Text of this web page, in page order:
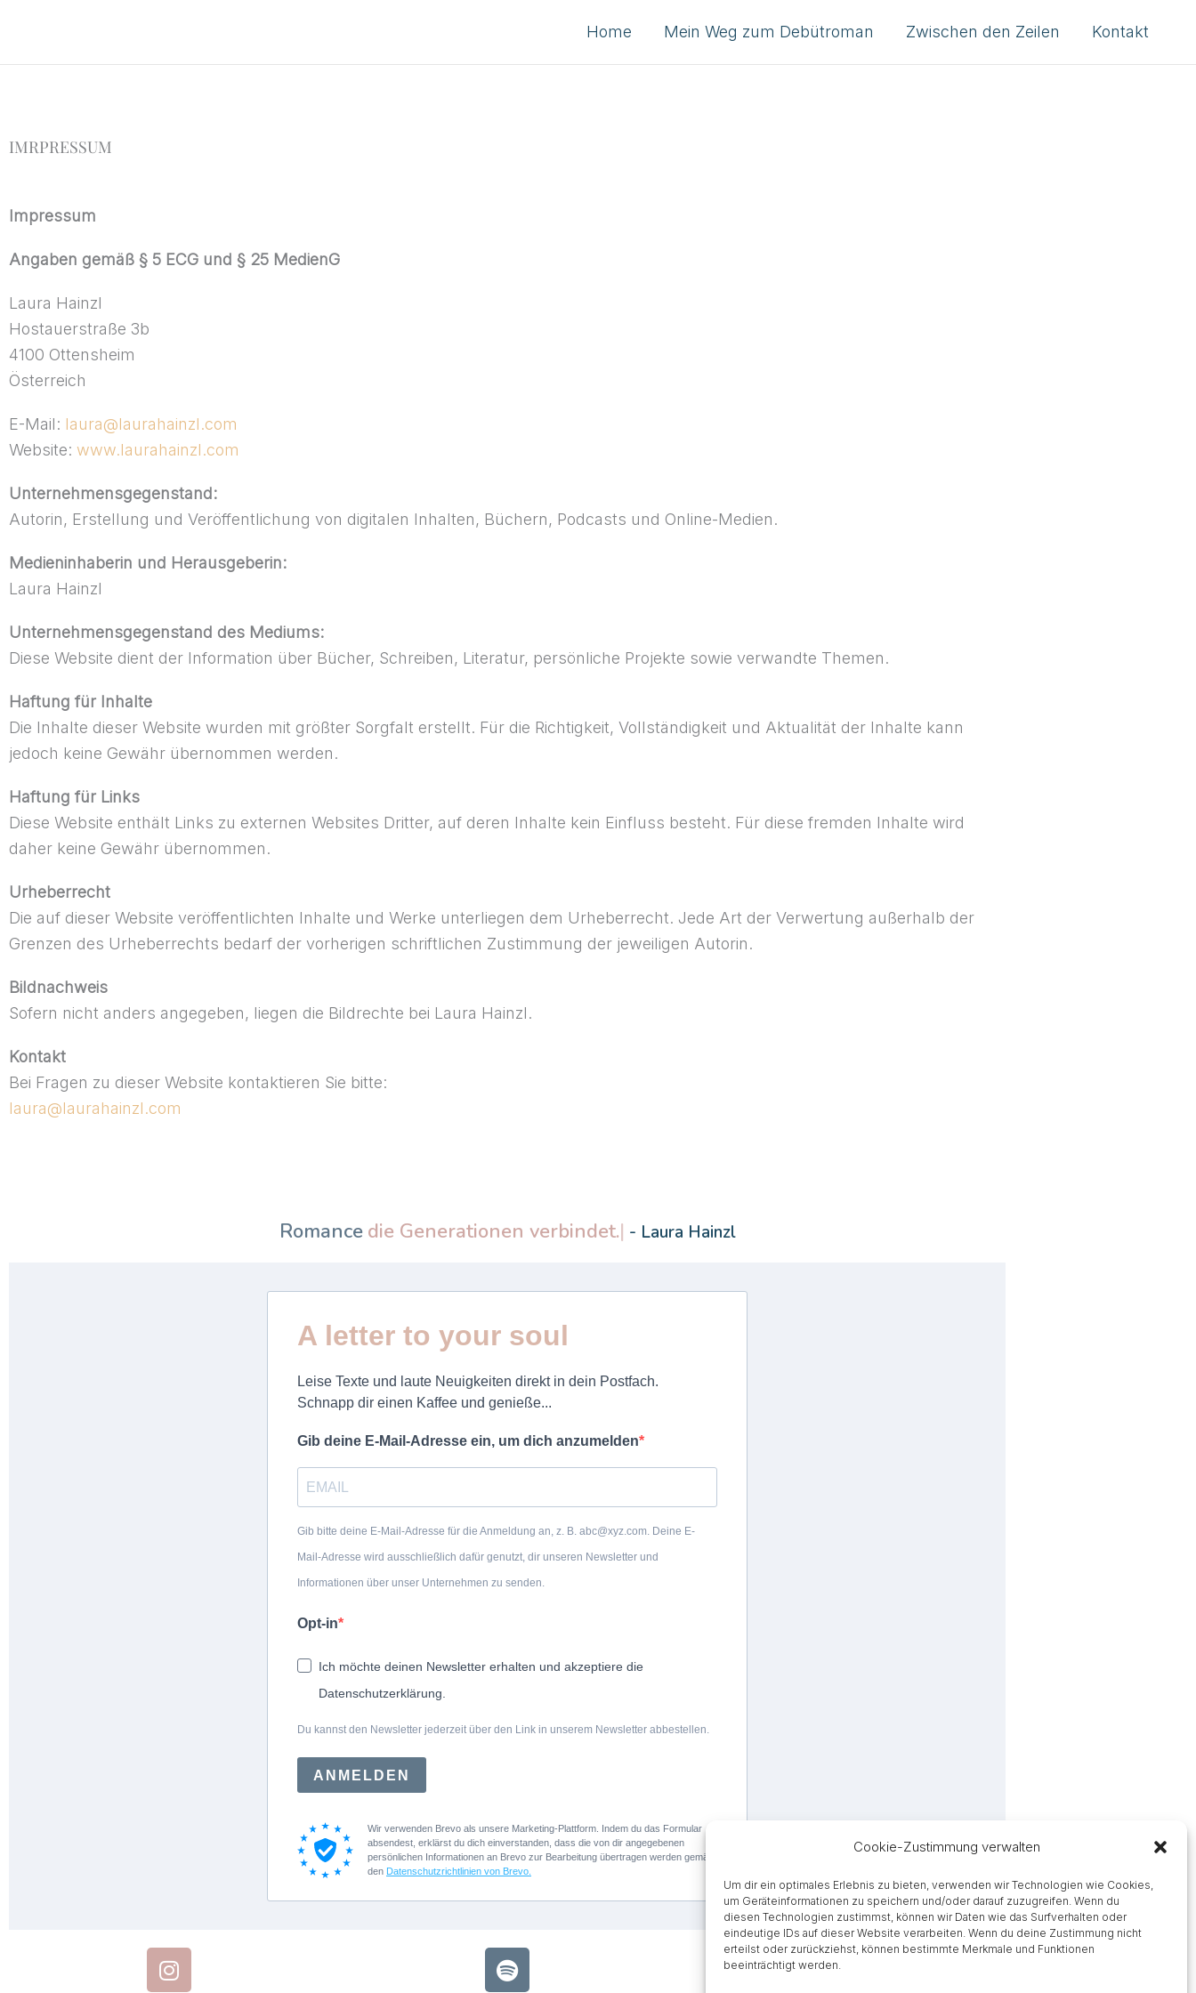
Cookie-Zustimmung verwalten
Um dir ein optimales Erlebnis zu bieten, verwenden wir Technologien wie Cookies,
um Geräteinformationen zu speichern und/oder darauf zuzugreifen. Wenn du
diesen Technologien zustimmst, können wir Daten wie das Surfverhalten oder
eindeutige IDs auf dieser Website verarbeiten. Wenn du deine Zustimmung nicht
erteilst oder zurückziehst, können bestimmte Merkmale und Funktionen
beeinträchtigt werden.
springen
Home Mein Weg zum Debütroman Zwischen den Zeilen Kontakt
IMRPRESSUM
Impressum
Angaben gemäß § 5 ECG und § 25 MedienG
Laura Hainzl
Hostauerstraße 3b
4100 Ottensheim
Österreich
E-Mail: laura@laurahainzl.com
Website: www.laurahainzl.com
Unternehmensgegenstand:
Autorin, Erstellung und Veröffentlichung von digitalen Inhalten, Büchern, Podcasts und Online-Medien.
Medieninhaberin und Herausgeberin:
Laura Hainzl
Unternehmensgegenstand des Mediums:
Diese Website dient der Information über Bücher, Schreiben, Literatur, persönliche Projekte sowie verwandte Themen.
Haftung für Inhalte
Die Inhalte dieser Website wurden mit größter Sorgfalt erstellt. Für die Richtigkeit, Vollständigkeit und Aktualität der Inhalte kann
jedoch keine Gewähr übernommen werden.
Haftung für Links
Diese Website enthält Links zu externen Websites Dritter, auf deren Inhalte kein Einfluss besteht. Für diese fremden Inhalte wird
daher keine Gewähr übernommen.
Urheberrecht
Die auf dieser Website veröffentlichten Inhalte und Werke unterliegen dem Urheberrecht. Jede Art der Verwertung außerhalb der
Grenzen des Urheberrechts bedarf der vorherigen schriftlichen Zustimmung der jeweiligen Autorin.
Bildnachweis
Sofern nicht anders angegeben, liegen die Bildrechte bei Laura Hainzl.
Kontakt
Bei Fragen zu dieser Website kontaktieren Sie bitte:
laura@laurahainzl.com
Romance die Generationen verbindet. - Laura Hainzl
A letter to your soul
Leise Texte und laute Neuigkeiten direkt in dein Postfach.
Schnapp dir einen Kaffee und genieße...
Gib deine E-Mail-Adresse ein, um dich anzumelden
Gib bitte deine E-Mail-Adresse für die Anmeldung an, z. B. abc@xyz.com. Deine E-
Mail-Adresse wird ausschließlich dafür genutzt, dir unseren Newsletter und
Informationen über unser Unternehmen zu senden.
Opt-in
Ich möchte deinen Newsletter erhalten und akzeptiere die
Datenschutzerklärung.
Du kannst den Newsletter jederzeit über den Link in unserem Newsletter abbestellen.
ANMELDEN
Wir verwenden Brevo als unsere Marketing-Plattform. Indem du das Formular
absendest, erklärst du dich einverstanden, dass die von dir angegebenen
persönlichen Informationen an Brevo zur Bearbeitung übertragen werden gemäß
den Datenschutzrichtlinien von Brevo.
I
n
S
p
P